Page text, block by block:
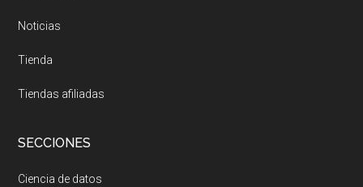
Noticias
Tienda
Tiendas afiliadas
SECCIONES
Ciencia de datos